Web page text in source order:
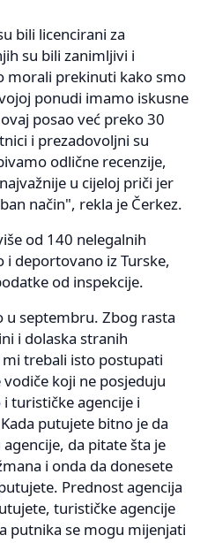
bili licencirani za
su bili zanimljivi i
morali prekinuti kako smo
ponudi imamo iskusne
posao već preko 30
i prezadovoljni su
odlične recenzije,
u cijeloj priči jer
način", rekla je Čerkez.
od 140 nelegalnih
i deportovano iz Turske,
od inspekcije.
u septembru. Zbog rasta
i dolaska stranih
trebali isto postupati
koji ne posjeduju
turističke agencije i
putujete bitno je da
da pitate šta je
i onda da donesete
Prednost agencija
turističke agencije
putnika se mogu mijenjati